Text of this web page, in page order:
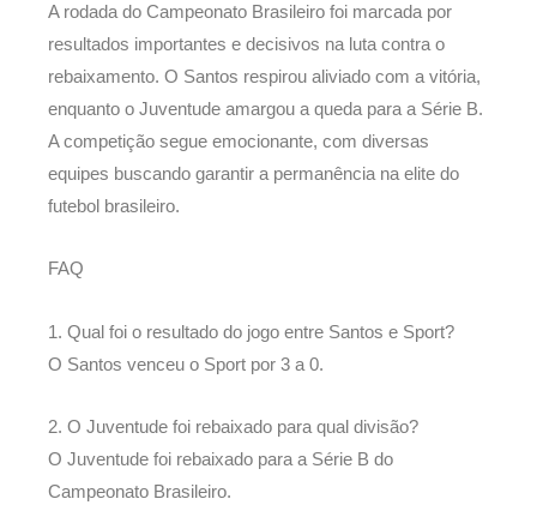
A rodada do Campeonato Brasileiro foi marcada por
resultados importantes e decisivos na luta contra o
rebaixamento. O Santos respirou aliviado com a vitória,
enquanto o Juventude amargou a queda para a Série B.
A competição segue emocionante, com diversas
equipes buscando garantir a permanência na elite do
futebol brasileiro.
FAQ
1. Qual foi o resultado do jogo entre Santos e Sport?
O Santos venceu o Sport por 3 a 0.
2. O Juventude foi rebaixado para qual divisão?
O Juventude foi rebaixado para a Série B do
Campeonato Brasileiro.